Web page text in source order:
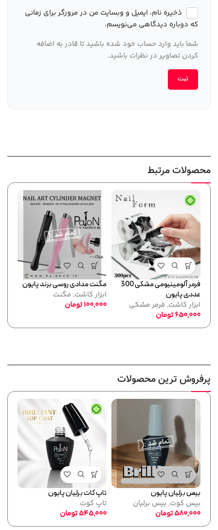
ذخیره نام، ایمیل و وبسایت من در مرورگر برای زمانی
که دوباره دیدگاهی می‌نویسم.
شما باید وارد حساب خود شده باشید تا قادر به اضافه
کردن تصاویر در نظرات باشید.
محصولات مرتبط
فرمر آلومینیومی مشکی 300
عددی پایون
ابزار کاشت, فرمر مشکی
650,000تومان
مگنت مدادی روسی برند پایون
ابزار کاشت, مگنت
100,000تومان
پرفروش ترین محصولات
بیس برلیان پایون
بیس کوت, بیس برلیان
580,000تومان
تاپ کات برلیان پایون
تاپ کوت
545,000تومان